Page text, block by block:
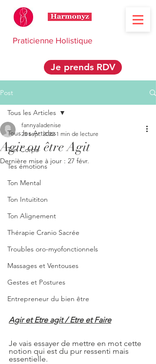
Je prends RDV
Praticienne Holistique
Post
Tous les Articles
Ton Corps
Tes émotions
Ton Mental
Ton Intuititon
Ton Alignement
Thérapie Cranio Sacrée
Troubles oro-myofonctionnels
Massages et Ventouses
Gestes et Postures
Entrepreneur du bien être
Tous les Articles
Agir ou être Agit
fannyaladenise
25 sept. 2022 1 min de lecture
Dernière mise à jour : 27 févr.
Agir et Etre agit / Etre et Faire
Je vais essayer de mettre en mot cette
notion qui est du pur ressenti mais
essentielle.